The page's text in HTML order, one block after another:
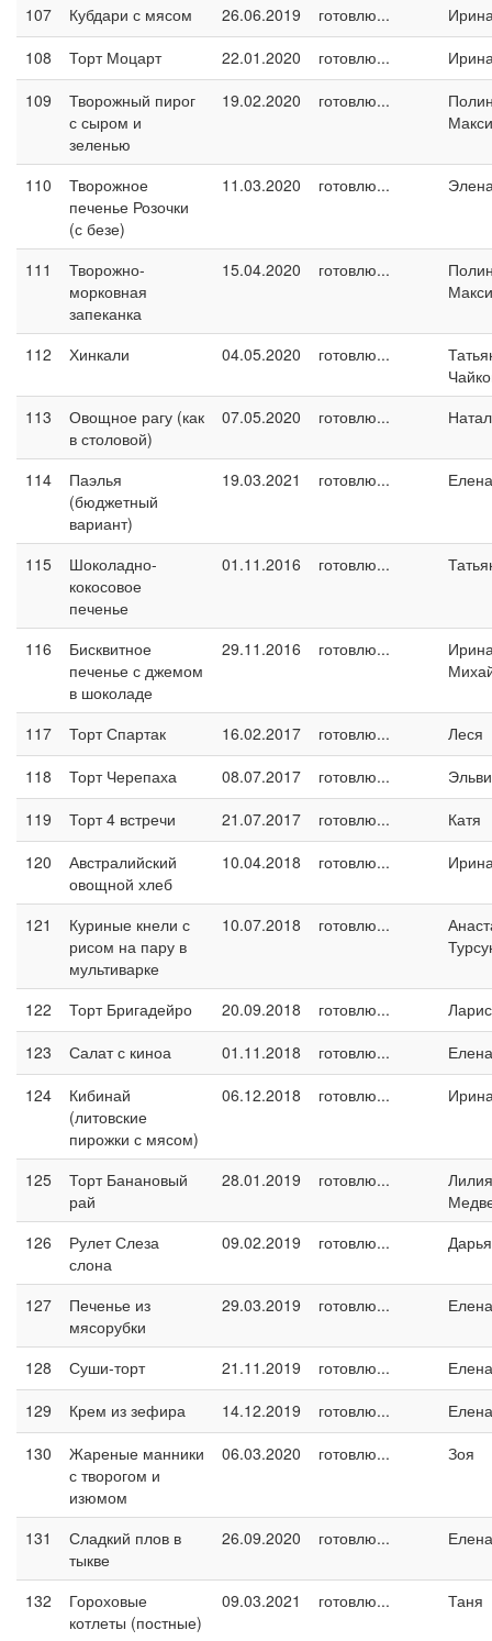
107
Кубдари с мясом 26.06.2019 готовлю...
108
Торт Моцарт 22.01.2020 готовлю...
109
Творожный пирог
с сыром и
зеленью
19.02.2020 готовлю...
110
Творожное
печенье Розочки
(с безе)
11.03.2020 готовлю...
111
Творожно-
морковная
запеканка
15.04.2020 готовлю...
112 Хинкали 04.05.2020 готовлю...
113
Овощное рагу (как
в столовой)
07.05.2020 готовлю...
114
Паэлья
(бюджетный
вариант)
19.03.2021 готовлю... Елена
115
Шоколадно-
кокосовое
печенье
01.11.2016 готовлю...
116
Бисквитное
печенье с джемом
в шоколаде
29.11.2016 готовлю...
117 Торт Спартак 16.02.2017 готовлю...
Леся
118
Торт Черепаха 08.07.2017 готовлю...
119
Торт 4 встречи 21.07.2017 готовлю...
Катя
120
Австралийский
овощной хлеб
10.04.2018 готовлю...
121
Куриные кнели с
рисом на пару в
мультиварке
10.07.2018 готовлю...
122 Торт Бригадейро 20.09.2018 готовлю...
123
Салат с киноа 01.11.2018 готовлю...
124
Кибинай
(литовские
пирожки с мясом)
06.12.2018 готовлю...
125
Торт Банановый
рай
28.01.2019 готовлю...
Лилия
126
Рулет Слеза
слона
09.02.2019 готовлю... Дарья
127
Печенье из
мясорубки
29.03.2019 готовлю...
128 Суши-торт 21.11.2019 готовлю...
129
Крем из зефира 14.12.2019 готовлю...
130
Жареные манники
с творогом и
изюмом
06.03.2020 готовлю... Зоя
131
Сладкий плов в
тыкве
26.09.2020 готовлю...
132
Гороховые
котлеты (постные)
09.03.2021 готовлю... Таня